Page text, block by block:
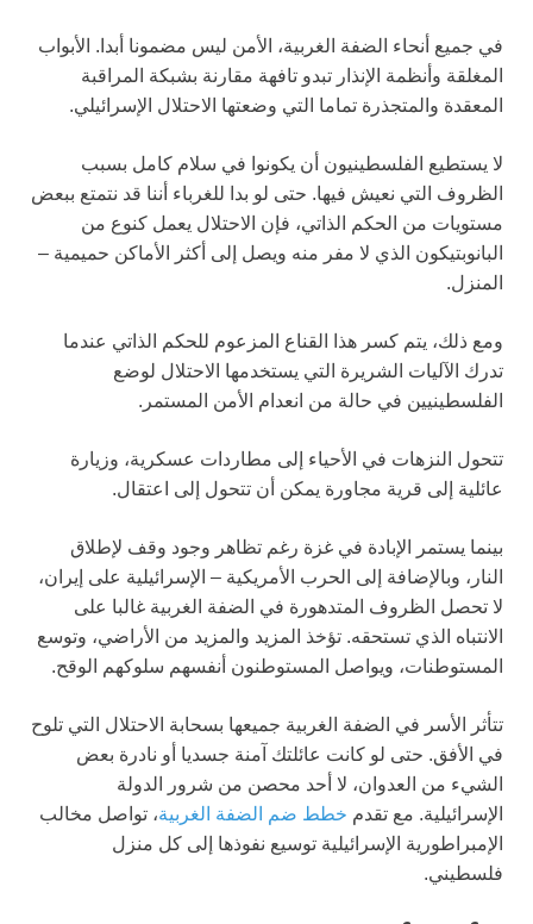
في جميع أنحاء الضفة الغربية، الأمن ليس مضمونا أبدا. الأبواب
المغلقة وأنظمة الإنذار تبدو تافهة مقارنة بشبكة المراقبة
المعقدة والمتجذرة تماما التي وضعتها الاحتلال الإسرائيلي.
لا يستطيع الفلسطينيون أن يكونوا في سلام كامل بسبب
الظروف التي نعيش فيها. حتى لو بدا للغرباء أننا قد نتمتع ببعض
مستويات من الحكم الذاتي، فإن الاحتلال يعمل كنوع من
البانوبتيكون الذي لا مفر منه ويصل إلى أكثر الأماكن حميمية –
المنزل.
ومع ذلك، يتم كسر هذا القناع المزعوم للحكم الذاتي عندما
تدرك الآليات الشريرة التي يستخدمها الاحتلال لوضع
الفلسطينيين في حالة من انعدام الأمن المستمر.
تتحول النزهات في الأحياء إلى مطاردات عسكرية، وزيارة
عائلية إلى قرية مجاورة يمكن أن تتحول إلى اعتقال.
بينما يستمر الإبادة في غزة رغم تظاهر وجود وقف لإطلاق
النار، وبالإضافة إلى الحرب الأمريكية – الإسرائيلية على إيران،
لا تحصل الظروف المتدهورة في الضفة الغربية غالبا على
الانتباه الذي تستحقه. تؤخذ المزيد والمزيد من الأراضي، وتوسع
المستوطنات، ويواصل المستوطنون أنفسهم سلوكهم الوقح.
تتأثر الأسر في الضفة الغربية جميعها بسحابة الاحتلال التي تلوح
في الأفق. حتى لو كانت عائلتك آمنة جسديا أو نادرة بعض
الشيء من العدوان، لا أحد محصن من شرور الدولة
الإسرائيلية. مع تقدم خطط ضم الضفة الغربية، تواصل مخالب
الإمبراطورية الإسرائيلية توسيع نفوذها إلى كل منزل
فلسطيني.